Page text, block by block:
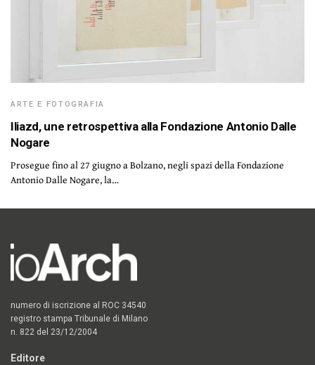
ARTE E FOTOGRAFIA
Iliazd, une retrospettiva alla Fondazione Antonio Dalle
Nogare
Prosegue fino al 27 giugno a Bolzano, negli spazi della Fondazione
Antonio Dalle Nogare, la…
numero di iscrizione al ROC 34540
registro stampa Tribunale di Milano
n. 822 del 23/12/2004
Editore